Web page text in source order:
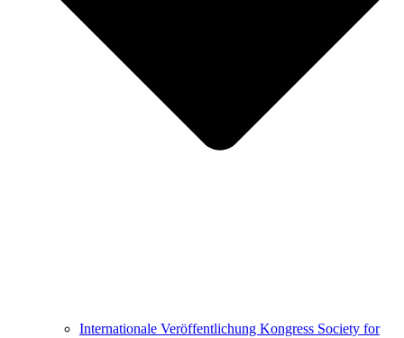
Internationale Veröffentlichung Kongress Society for